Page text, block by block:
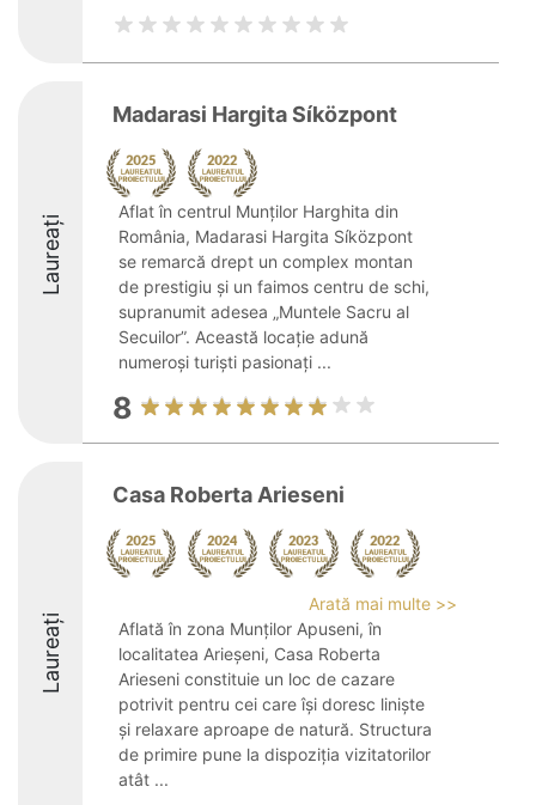
Laureați
Madarasi Hargita Síközpont
Aflat în centrul Munților Harghita din
România, Madarasi Hargita Síközpont
se remarcă drept un complex montan
de prestigiu și un faimos centru de schi,
supranumit adesea „Muntele Sacru al
Secuilor”. Această locație adună
numeroși turiști pasionați ...
8
Laureați
Casa Roberta Arieseni
Arată mai multe >>
Aflată în zona Munților Apuseni, în
localitatea Arieșeni, Casa Roberta
Arieseni constituie un loc de cazare
potrivit pentru cei care își doresc liniște
și relaxare aproape de natură. Structura
de primire pune la dispoziția vizitatorilor
atât ...